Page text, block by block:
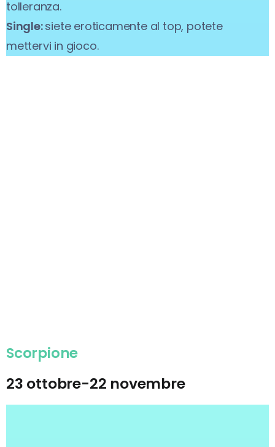
tolleranza.
Single:siete eroticamente al top, potete
mettervi in gioco.
Scorpione
23 ottobre-22 novembre